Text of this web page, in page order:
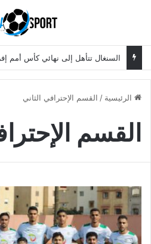
السنغال تتأهل إلى نهائي كأس أمم
الرئيسية / القسم الإحترافي الثاني
القسم